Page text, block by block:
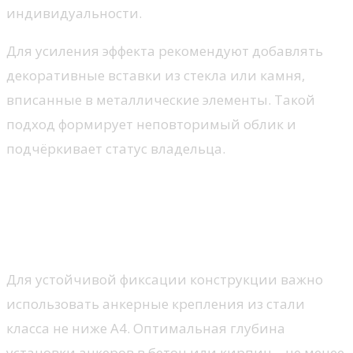
индивидуальности.
Для усиления эффекта рекомендуют добавлять
декоративные вставки из стекла или камня,
вписанные в металлические элементы. Такой
подход формирует неповторимый облик и
подчёркивает статус владельца.
Для устойчивой фиксации конструкции важно
использовать анкерные крепления из стали
класса не ниже А4. Оптимальная глубина